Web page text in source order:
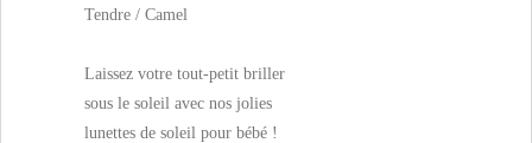
Tendre / Camel
Laissez votre tout-petit briller
sous le soleil avec nos jolies
lunettes de soleil pour bébé !